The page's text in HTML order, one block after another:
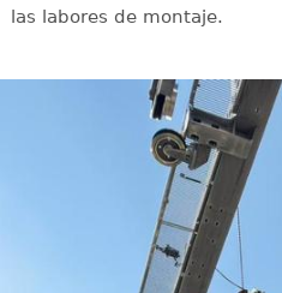
las labores de montaje.